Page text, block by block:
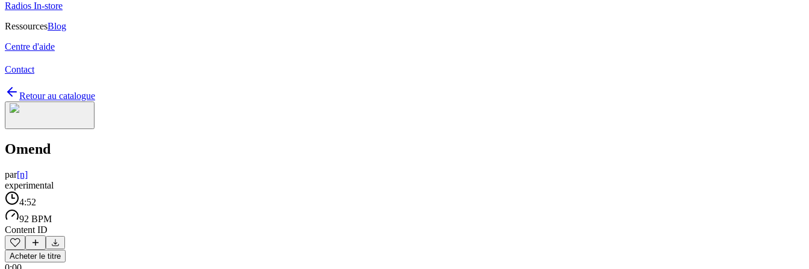
Radios In-store
RessourcesBlog
Centre d'aide
Contact
Retour au catalogue
Omend
par[n]
experimental
4:52
92 BPM
Content ID
Acheter le titre